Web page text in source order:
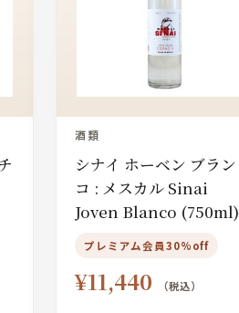
酒類
シナイ ホーベン ブラン
コ : メスカル Sinai
Joven Blanco (750ml)
プレミアム会員30%off
¥11,440 （税込）